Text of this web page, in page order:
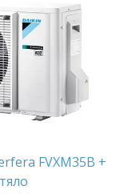
FVXM35B +